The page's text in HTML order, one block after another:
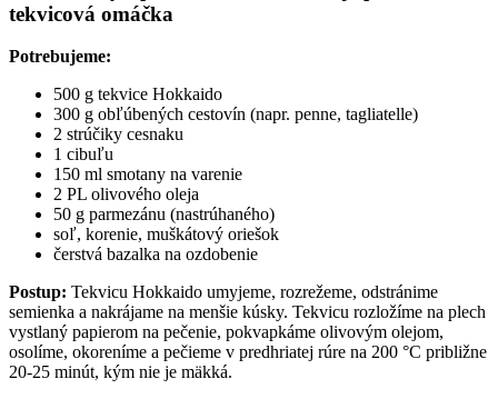
tekvicová omáčka
Potrebujeme:
500 g tekvice Hokkaido
300 g obľúbených cestovín (napr. penne, tagliatelle)
2 strúčiky cesnaku
1 cibuľu
150 ml smotany na varenie
2 PL olivového oleja
50 g parmezánu (nastrúhaného)
soľ, korenie, muškátový oriešok
čerstvá bazalka na ozdobenie
Postup: Tekvicu Hokkaido umyjeme, rozrežeme, odstránime
semienka a nakrájame na menšie kúsky. Tekvicu rozložíme na plech
vystlaný papierom na pečenie, pokvapkáme olivovým olejom,
osolíme, okoreníme a pečieme v predhriatej rúre na 200 °C približne
20-25 minút, kým nie je mäkká.